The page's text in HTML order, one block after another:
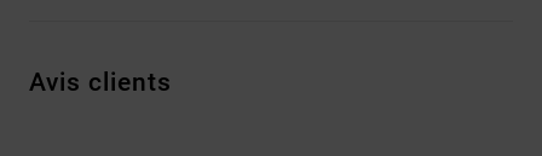
Avis clients